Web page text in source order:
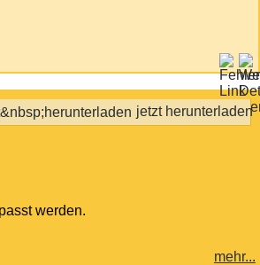
jetzt herunterladen
werden.
mehr...